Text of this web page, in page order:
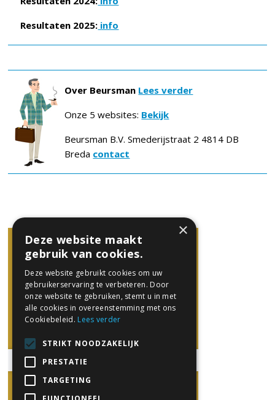
Resultaten 2025: info
Over Beursman Lees verder
Onze 5 websites: Bekijk
Beursman B.V. Smederijstraat 2 4814 DB
Breda contact
×
Deze website maakt
gebruik van cookies.
Deze website gebruikt cookies om uw
gebruikerservaring te verbeteren. Door
onze website te gebruiken, stemt u in met
alle cookies in overeenstemming met ons
Cookiebeleid. Lees verder
STRIKT NOODZAKELIJK
PRESTATIE
TARGETING